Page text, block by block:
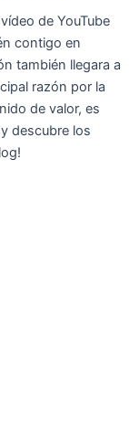
de YouTube
contigo en
también llegara a
razón por la
de valor, es
descubre los